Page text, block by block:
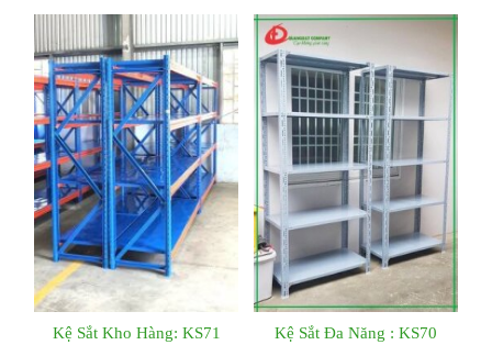
Kệ Sắt Kho Hàng: KS71 Kệ Sắt Đa Năng : KS70